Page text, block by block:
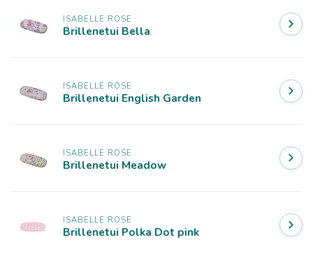
ISABELLE ROSE
Brillenetui Bella
ISABELLE ROSE
Brillenetui English Garden
ISABELLE ROSE
Brillenetui Meadow
ISABELLE ROSE
Brillenetui Polka Dot pink